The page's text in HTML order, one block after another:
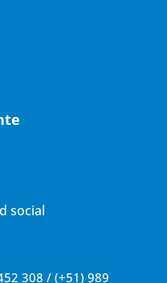
social
308 / (+51) 989